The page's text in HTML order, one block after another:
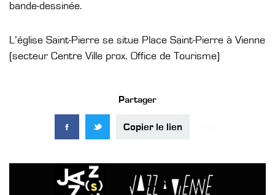
bande-dessinée.
L’église Saint-Pierre se situe Place Saint-Pierre à Vienne
(secteur Centre Ville prox. Office de Tourisme)
Partager
Copier le lien